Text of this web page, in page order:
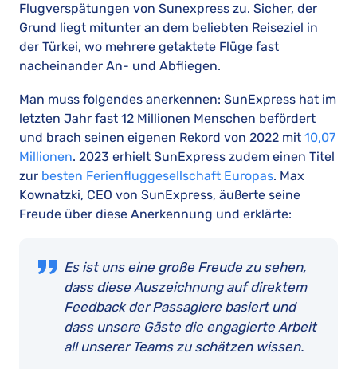
Flugverspätungen von Sunexpress zu. Sicher, der
Grund liegt mitunter an dem beliebten Reiseziel in
der Türkei, wo mehrere getaktete Flüge fast
nacheinander An- und Abfliegen.
Man muss folgendes anerkennen: SunExpress hat im
letzten Jahr fast 12 Millionen Menschen befördert
und brach seinen eigenen Rekord von 2022 mit 10,07
Millionen. 2023 erhielt SunExpress zudem einen Titel
zur besten Ferienfluggesellschaft Europas. Max
Kownatzki, CEO von SunExpress, äußerte seine
Freude über diese Anerkennung und erklärte:
Es ist uns eine große Freude zu sehen,
dass diese Auszeichnung auf direktem
Feedback der Passagiere basiert und
dass unsere Gäste die engagierte Arbeit
all unserer Teams zu schätzen wissen.